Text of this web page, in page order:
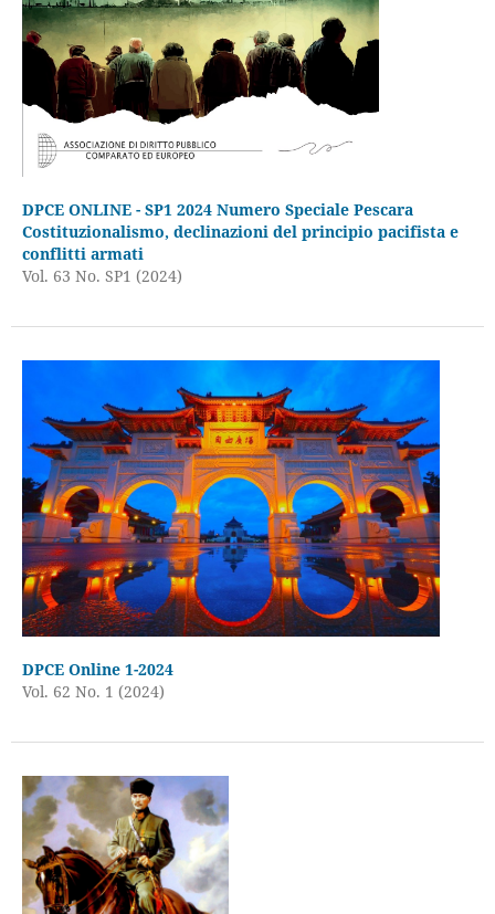
DPCE ONLINE - SP1 2024 Numero Speciale Pescara
Costituzionalismo, declinazioni del principio pacifista e
conflitti armati
Vol. 63 No. SP1 (2024)
DPCE Online 1-2024
Vol. 62 No. 1 (2024)